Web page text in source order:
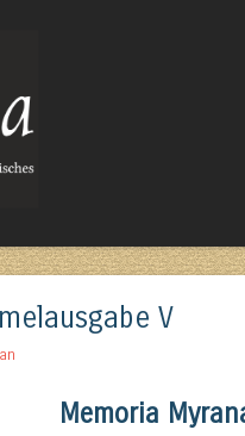
V
Memoria